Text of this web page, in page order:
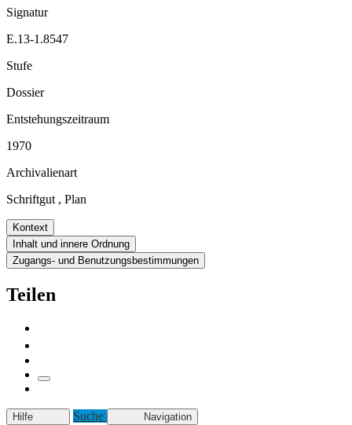
Signatur
E.13-1.8547
Stufe
Dossier
Entstehungszeitraum
1970
Archivalienart
Schriftgut , Plan
Kontext
Inhalt und innere Ordnung
Zugangs- und Benutzungsbestimmungen
Teilen
Hilfe Suche Navigation